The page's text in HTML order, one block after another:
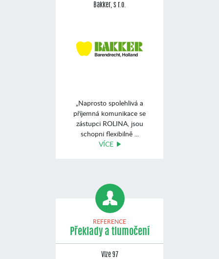
Bakker, s r.o.
„Naprosto spolehlivá a
příjemná komunikace se
zástupci ROLINA, jsou
schopni flexibilně ...
VÍCE
REFERENCE
Překlady a tlumočení
Vize 97